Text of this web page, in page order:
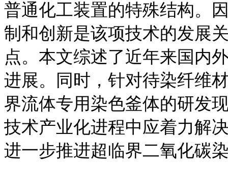
普通化工装置的特殊结构。
制和创新是该项技术的发展
点。本文综述了近年来国内
进展。同时，针对待染纤维
界流体专用染色釜体的研发
技术产业化进程中应着力解
进一步推进超临界二氧化碳